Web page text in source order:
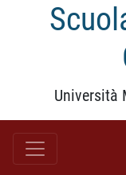
Università